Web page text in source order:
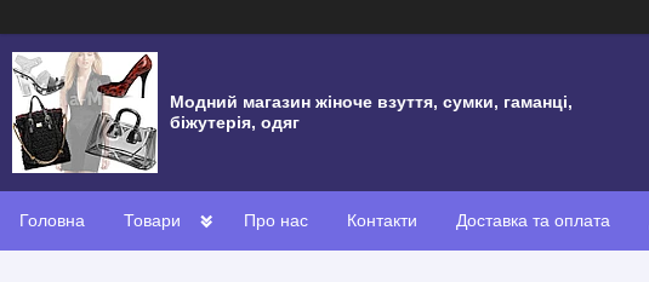
Модний магазин жіноче взуття, сумки, гаманці,
біжутерія, одяг
Головна Товари Про нас Контакти Доставка та оплата